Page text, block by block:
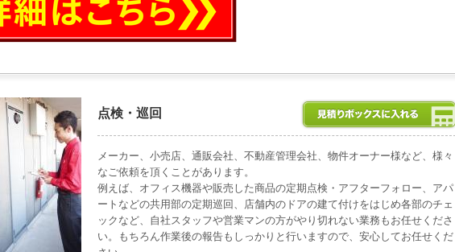
点検・巡回
メーカー、小売店、通販会社、不動産管理会社、物件オーナー様など、様々
なご依頼を頂くことがあります。
例えば、オフィス機器や販売した商品の定期点検・アフターフォロー、アパ
ートなどの共用部の定期巡回、店舗内のドアの建て付けをはじめ各部のチェ
ックなど、自社スタッフや営業マンの方がやり切れない業務もお任せくださ
い。もちろん作業後の報告もしっかりと行いますので、安心してお任せくだ